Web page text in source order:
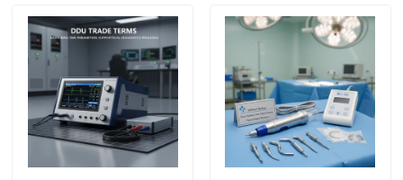
معدات الاختبار الكهربائية
معدات اختبار الحريق